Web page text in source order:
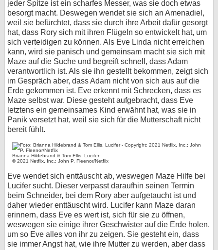
jeder Spitze ist ein scharfes Messer, was sie doch etwas
besorgt macht. Deswegen wendet sie sich an Amenadiel,
weil sie befürchtet, dass sie durch ihre Arbeit dafür gesorgt
hat, dass Rory sich mit ihren Flügeln so entwickelt hat, um
sich verteidigen zu können. Als Eve Linda nicht erreichen
kann, wird sie panisch und gemeinsam macht sie sich mit
Maze auf die Suche und begreift schnell, dass Adam
verantwortlich ist. Als sie ihn gestellt bekommen, zeigt sich
im Gespräch aber, dass Adam nicht von sich aus auf die
Erde gekommen ist. Eve erkennt mit Schrecken, dass es
Maze selbst war. Diese gesteht aufgebracht, dass Eve
letztens ein gemeinsames Kind erwähnt hat, was sie in
Panik versetzt hat, weil sie sich für die Mutterschaft nicht
bereit fühlt.
Brianna Hildebrand & Tom Ellis, Lucifer
© 2021 Netflix, Inc.; John P. Fleenor/Netflix
Eve wendet sich enttäuscht ab, weswegen Maze Hilfe bei
Lucifer sucht. Dieser verpasst daraufhin seinen Termin
beim Schneider, bei dem Rory aber aufgetaucht ist und
daher wieder enttäuscht wird. Lucifer kann Maze daran
erinnern, dass Eve es wert ist, sich für sie zu öffnen,
weswegen sie einige ihrer Geschwister auf die Erde holen,
um so Eve alles von ihr zu zeigen. Sie gesteht ein, dass
sie immer Angst hat, wie ihre Mutter zu werden, aber dass